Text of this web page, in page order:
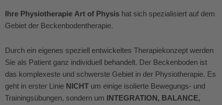
Ihre Physiotherapie Art of Physis hat sich spezialisiert auf dem
Gebiet der Beckenbodentherapie.
Durch ein eigenes speziell entwickeltes Therapiekonzept werden
Sie als Patient ganz individuell behandelt. Der Beckenboden ist
das komplexeste und schwerste Gebiet in der Physiotherapie. Es
geht in erster Linie NICHT um einige isolierte Bewegungs- und
Trainingsübungen, sondern um INTEGRATION, BALANCE,